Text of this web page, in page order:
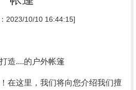
2023/10/10 16:44:15]
造....的户外帐篷
在这里，我们将向您介绍我们擅